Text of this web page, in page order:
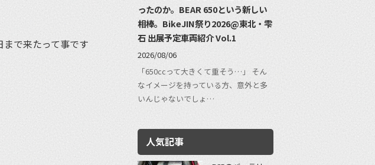
で来たって事です
ったのか。BEAR 650という新しい
相棒。BikeJIN祭り2026@東北・雫
石 出展予定車両紹介 Vol.1
2026/08/06
「650ccって大きくて重そう…」 そん
なイメージを持っている方、意外と多
いんじゃないでしょ…
人気記事